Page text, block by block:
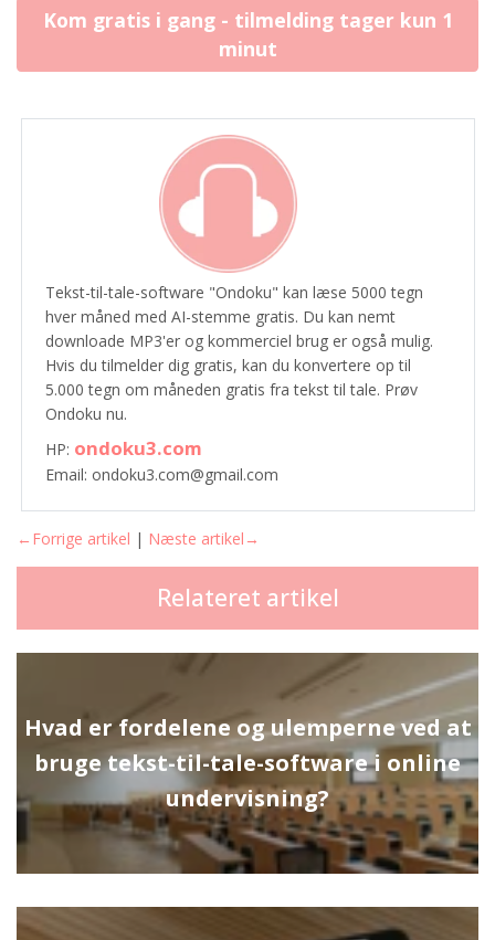
Kom gratis i gang - tilmelding tager kun 1
minut
Tekst-til-tale-software "Ondoku" kan læse 5000 tegn
hver måned med AI-stemme gratis. Du kan nemt
downloade MP3'er og kommerciel brug er også mulig.
Hvis du tilmelder dig gratis, kan du konvertere op til
5.000 tegn om måneden gratis fra tekst til tale. Prøv
Ondoku nu.
HP: ondoku3.com
Email: ondoku3.com@gmail.com
←Forrige artikel | Næste artikel→
Relateret artikel
Hvad er fordelene og ulemperne ved at
bruge tekst-til-tale-software i online
undervisning?